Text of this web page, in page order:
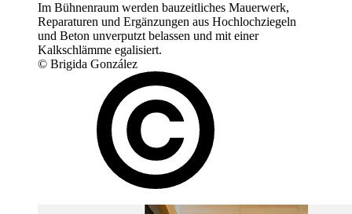
Im Bühnenraum werden bauzeitliches Mauerwerk,
Reparaturen und Ergänzungen aus Hochlochziegeln
und Beton unverputzt belassen und mit einer
Kalkschlämme egalisiert.
© Brigida González